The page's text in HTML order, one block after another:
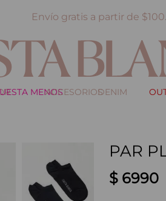
Envío gratis a partir de
MENOS
ACCESORIOSDENIM
PAR
$ 6990